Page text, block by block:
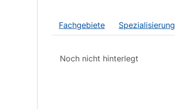
Fachgebiete Spezialisierung
Noch nicht hinterlegt